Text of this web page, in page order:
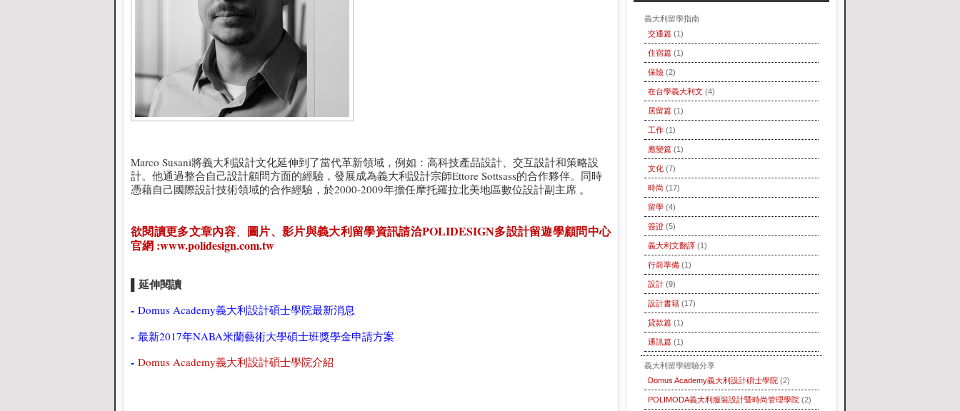
Marco Susani將義大利設計文化延伸到了當代革新領域，例如：高科技產品設計、交互設計和策略設
計。他通過整合自己設計顧問方面的經驗，發展成為義大利設計宗師Ettore Sottsass的合作夥伴。同時
憑藉自己國際設計技術領域的合作經驗，於2000-2009年擔任摩托羅拉北美地區數位設計副主席 。
欲閱讀更多文章內容、 圖片、影片與義大利留學資訊請洽POLIDESIGN多設計留遊學顧問中心
官網 :www.polidesign.com.tw
▌延伸閱讀
- Domus Academy義大利設計碩士學院最新消息
- 最新2017年NABA米蘭藝術大學碩士班獎學金申請方案
- Domus Academy義大利設計碩士學院介紹
義大利留學指南
交通篇 (1)
住宿篇 (1)
保險 (2)
在台學義大利文 (4)
居留篇 (1)
工作 (1)
應變篇 (1)
文化 (7)
時尚 (17)
留學 (4)
簽證 (5)
義大利文翻譯 (1)
行前準備 (1)
設計 (9)
設計書籍 (17)
貸款篇 (1)
通訊篇 (1)
義大利留學經驗分享
Domus Academy義大利設計碩士學院 (2)
POLIMODA義大利服裝設計暨時尚管理學院 (2)